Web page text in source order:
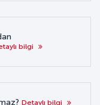
bilgi
Detaylı bilgi